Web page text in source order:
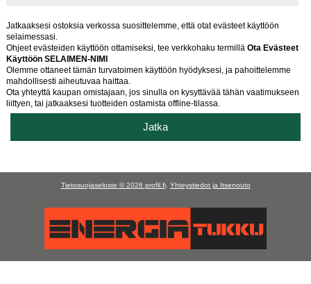
Jatkaaksesi ostoksia verkossa suosittelemme, että otat evästeet käyttöön
selaimessasi.
Ohjeet evästeiden käyttöön ottamiseksi, tee verkkohaku termilläOta Evästeet
Käyttöön SELAIMEN-NIMI
Olemme ottaneet tämän turvatoimen käyttöön hyödyksesi, ja pahoittelemme
mahdollisesti aiheutuvaa haittaa.
Ota yhteyttä kaupan omistajaan, jos sinulla on kysyttävää tähän vaatimukseen
liittyen, tai jatkaaksesi tuotteiden ostamista offline-tilassa.
Jatka
Tietosuojaseloste © 2026 profil.fi. Yhteystiedot ja Itsenouto